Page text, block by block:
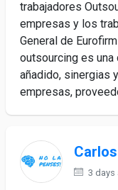
trabajadores
empresas y los
General de
outsourcing es una
añadido, sinergias
empresas,
3 days